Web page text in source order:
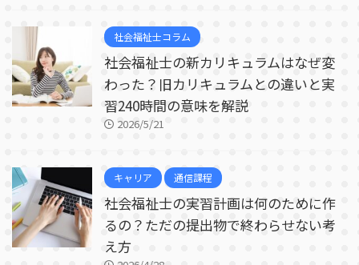
社会福祉士コラム
社会福祉士の新カリキュラムはなぜ変
わった？旧カリキュラムとの違いと実
習240時間の意味を解説
2026/5/21
キャリア 通信課程
社会福祉士の実習計画は何のために作
るの？ただの提出物で終わらせない考
え方